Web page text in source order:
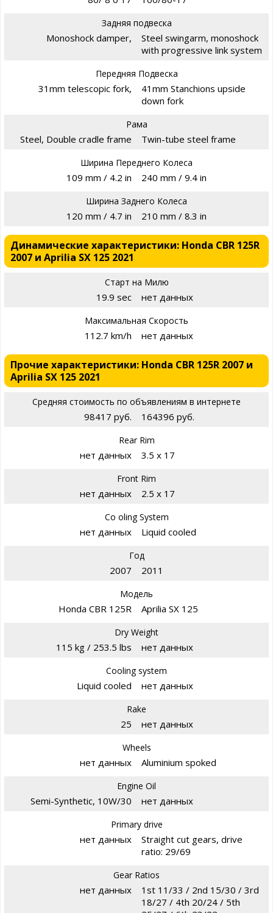
Задняя подвеска
Monoshock damper,
Steel swingarm, monoshock
with progressive link system
Передняя Подвеска
31mm telescopic fork,
41mm Stanchions upside
down fork
Рама
Steel, Double cradle frame Twin-tube steel frame
Ширина Переднего Колеса
109 mm / 4.2 in 240 mm / 9.4 in
Ширина Заднего Колеса
120 mm / 4.7 in 210 mm / 8.3 in
Динамические характеристики: Honda CBR 125R
2007 и Aprilia SX 125 2021
Старт на Милю
19.9 sec нет данных
Максимальная Скорость
112.7 km/h нет данных
Прочие характеристики: Honda CBR 125R 2007 и
Aprilia SX 125 2021
Средняя стоимость по объявлениям в интернете
98417 руб. 164396 руб.
Rear Rim
нет данных 3.5 x 17
Front Rim
нет данных 2.5 x 17
Co oling System
нет данных Liquid cooled
Год
2007 2011
Модель
Honda CBR 125R Aprilia SX 125
Dry Weight
115 kg / 253.5 lbs нет данных
Cooling system
Liquid cooled нет данных
Rake
25 нет данных
Wheels
нет данных Aluminium spoked
Engine Oil
Semi-Synthetic, 10W/30 нет данных
Primary drive
нет данных
Straight cut gears, drive
ratio: 29/69
Gear Ratios
нет данных
1st 11/33 / 2nd 15/30 / 3rd
18/27 / 4th 20/24 / 5th